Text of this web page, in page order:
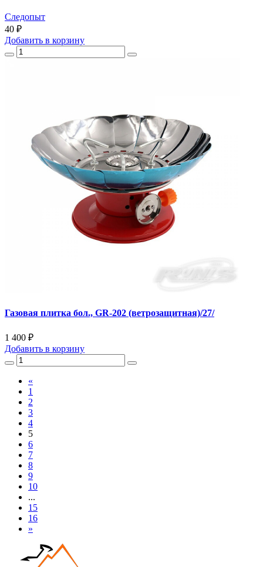
Следопыт
40 ₽
Добавить в корзину
Газовая плитка бол., GR-202 (ветрозащитная)/27/
1 400 ₽
Добавить в корзину
«
1
2
3
4
5
6
7
8
9
10
...
15
16
»